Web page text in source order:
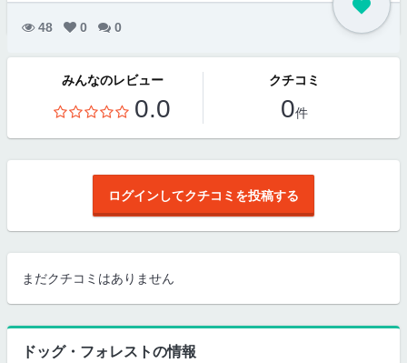
48 0 0
みんなのレビュー
0.0
クチコミ
0件
ログインしてクチコミを投稿する
まだクチコミはありません
ドッグ・フォレストの情報